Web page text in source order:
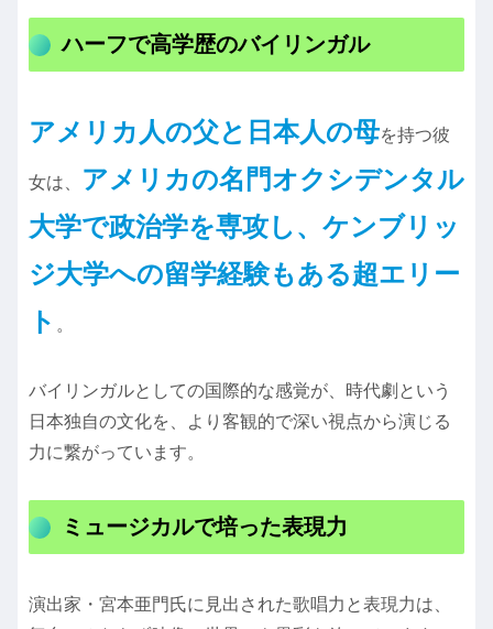
ハーフで高学歴のバイリンガル
アメリカ人の父と日本人の母を持つ彼
女は、
アメリカの名門オクシデンタル
大学で政治学を専攻し、ケンブリッ
ジ大学への留学経験もある超エリー
ト 。
バイリンガルとしての国際的な感覚が、時代劇という
日本独自の文化を、より客観的で深い視点から演じる
力に繋がっています。
ミュージカルで培った表現力
演出家・宮本亜門氏に見出された歌唱力と表現力は、